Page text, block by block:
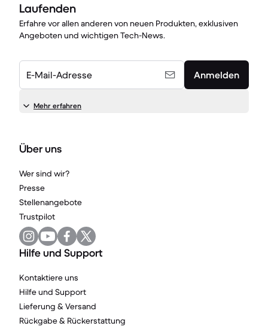
Laufenden
Erfahre vor allen anderen von neuen Produkten, exklusiven
Angeboten und wichtigen Tech-News.
E-Mail-Adresse Anmelden
Mehr erfahren
Über uns
Wer sind wir?
Presse
Stellenangebote
Trustpilot
Hilfe und Support
Kontaktiere uns
Hilfe und Support
Lieferung & Versand
Rückgabe & Rückerstattung